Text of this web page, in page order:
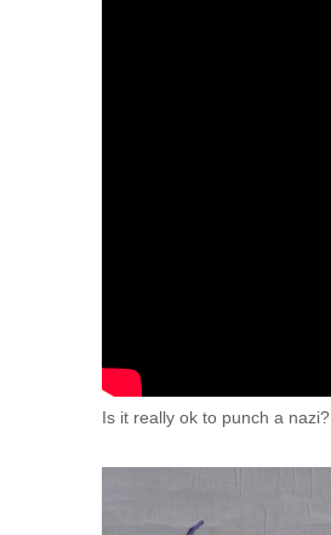
Is it really ok to punch a nazi?